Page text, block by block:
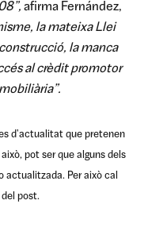
afirma Fernández,
la mateixa Llei
la manca
al crèdit promotor
d'actualitat que pretenen
pot ser que alguns dels
Per això cal
post.